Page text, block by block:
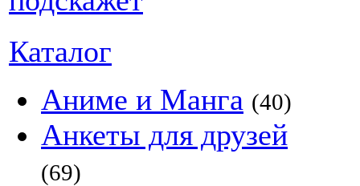
Каталог
Аниме и Манга (40)
Анкеты для друзей
(69)